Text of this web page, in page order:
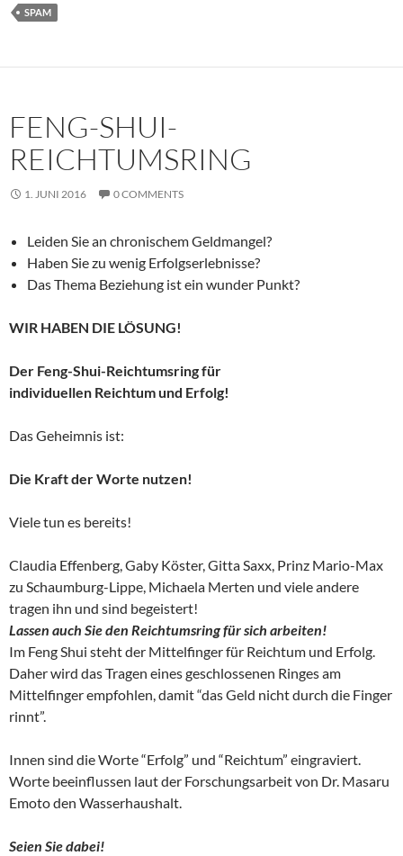
SPAM
FENG-SHUI-
REICHTUMSRING
1. JUNI 2016 0 COMMENTS
Leiden Sie an chronischem Geldmangel?
Haben Sie zu wenig Erfolgserlebnisse?
Das Thema Beziehung ist ein wunder Punkt?
WIR HABEN DIE LÖSUNG!
Der Feng-Shui-Reichtumsring für
individuellen Reichtum und Erfolg!
Das Geheimnis ist:
Die Kraft der Worte nutzen!
Viele tun es bereits!
Claudia Effenberg, Gaby Köster, Gitta Saxx, Prinz Mario-Max
zu Schaumburg-Lippe, Michaela Merten und viele andere
tragen ihn und sind begeistert!
Lassen auch Sie den Reichtumsring für sich arbeiten!
Im Feng Shui steht der Mittelfinger für Reichtum und Erfolg.
Daher wird das Tragen eines geschlossenen Ringes am
Mittelfinger empfohlen, damit “das Geld nicht durch die Finger
rinnt”.
Innen sind die Worte “Erfolg” und “Reichtum” eingraviert.
Worte beeinflussen laut der Forschungsarbeit von Dr. Masaru
Emoto den Wasserhaushalt.
Seien Sie dabei!